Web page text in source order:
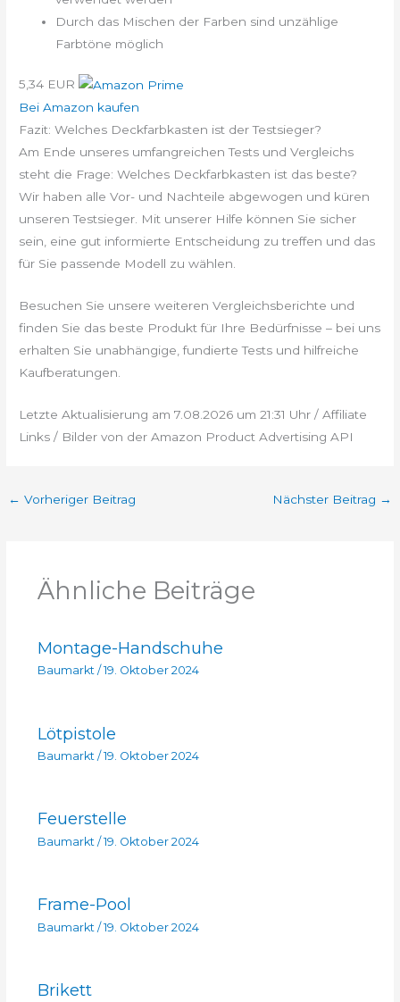
Durch das Mischen der Farben sind unzählige
Farbtöne möglich
5,34 EUR
Bei Amazon kaufen
Fazit: Welches Deckfarbkasten ist der Testsieger?
Am Ende unseres umfangreichen Tests und Vergleichs
steht die Frage: Welches Deckfarbkasten ist das beste?
Wir haben alle Vor- und Nachteile abgewogen und küren
unseren Testsieger. Mit unserer Hilfe können Sie sicher
sein, eine gut informierte Entscheidung zu treffen und das
für Sie passende Modell zu wählen.
Besuchen Sie unsere weiteren Vergleichsberichte und
finden Sie das beste Produkt für Ihre Bedürfnisse – bei uns
erhalten Sie unabhängige, fundierte Tests und hilfreiche
Kaufberatungen.
Letzte Aktualisierung am 7.08.2026 um 21:31 Uhr / Affiliate
Links / Bilder von der Amazon Product Advertising API
← Vorheriger Beitrag Nächster Beitrag →
Ähnliche Beiträge
Montage-Handschuhe
Baumarkt/ 19. Oktober 2024
Lötpistole
Baumarkt/ 19. Oktober 2024
Feuerstelle
Baumarkt / 19. Oktober 2024
Frame-Pool
Baumarkt /19. Oktober 2024
Brikett